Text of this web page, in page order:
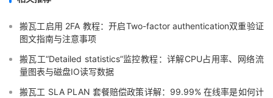
搬瓦工启用 2FA 教程：开启Two-factor authentication双重验证
图文指南与注意事项
搬瓦工“Detailed statistics”监控教程：详解CPU占用率、网络流
量图表与磁盘IO读写数据
搬瓦工 SLA PLAN 套餐赔偿政策详解：99.99% 在线率是如何计